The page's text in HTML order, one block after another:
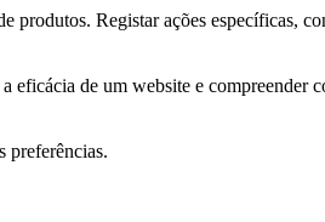
produtos. Registar ações específicas,
eficácia de um website e compreender
preferências.